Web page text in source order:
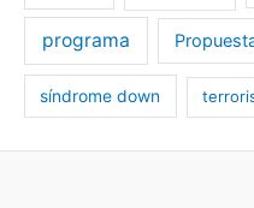
programa
síndrome down